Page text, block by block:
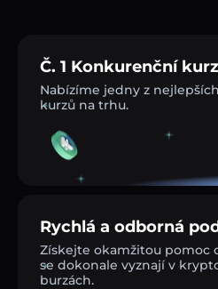
Č. 1 Konkurenční
Nabízíme jedny z nejlepších
kurzů na trhu.
Rychlá a odborná
Získejte okamžitou pomoc
se dokonale vyznají v
burzách.